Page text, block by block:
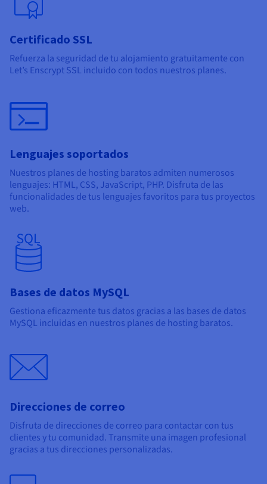
Certificado SSL
Refuerza la seguridad de tu alojamiento gratuitamente con
Let’s Enscrypt SSL incluido con todos nuestros planes.
Lenguajes soportados
Nuestros planes de hosting baratos admiten numerosos
lenguajes: HTML, CSS, JavaScript, PHP. Disfruta de las
funcionalidades de tus lenguajes favoritos para tus proyectos
web.
Bases de datos MySQL
Gestiona eficazmente tus datos gracias a las bases de datos
MySQL incluidas en nuestros planes de hosting baratos.
Direcciones de correo
Disfruta de direcciones de correo para contactar con tus
clientes y tu comunidad. Transmite una imagen profesional
gracias a tus direcciones personalizadas.